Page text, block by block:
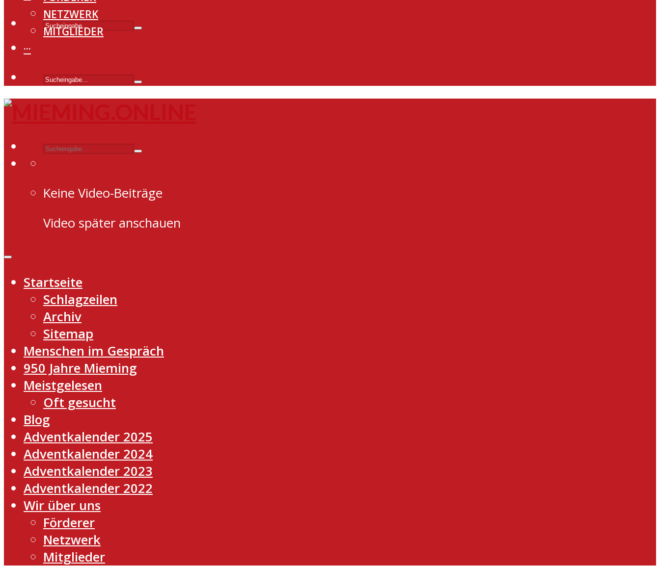
NETZWERK
MITGLIEDER
···
Keine Video-Beiträge
Video später anschauen
Startseite
Schlagzeilen
Archiv
Sitemap
Menschen im Gespräch
950 Jahre Mieming
Meistgelesen
Oft gesucht
Blog
Adventkalender 2025
Adventkalender 2024
Adventkalender 2023
Adventkalender 2022
Wir über uns
Förderer
Netzwerk
Mitglieder